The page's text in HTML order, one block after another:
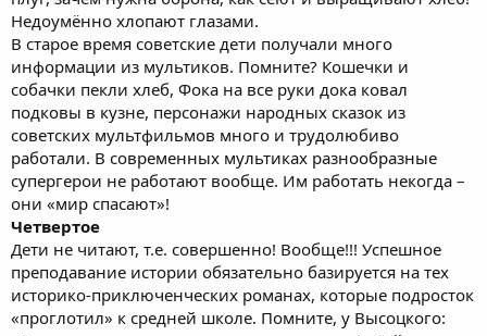
Недоумённо хлопают глазами.
В старое время советские дети получали много
информации из мультиков. Помните? Кошечки и
собачки пекли хлеб, Фока на все руки дока ковал
подковы в кузне, персонажи народных сказок из
советских мультфильмов много и трудолюбиво
работали. В современных мультиках разнообразные
супергерои не работают вообще. Им работать некогда –
они «мир спасают»!
Четвертое
Дети не читают, т.е. совершенно! Вообще!!! Успешное
преподавание истории обязательно базируется на тех
историко-приключенческих романах, которые подросток
«проглотил» к средней школе. Помните, у Высоцкого: